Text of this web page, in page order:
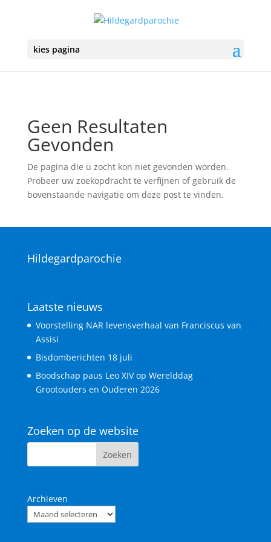
kies pagina
Geen Resultaten
Gevonden
De pagina die u zocht kon niet gevonden worden.
Probeer uw zoekopdracht te verfijnen of gebruik de
bovenstaande navigatie om deze post te vinden.
Hildegardparochie
Laatste nieuws
Voorstelling NAR levensverhaal van Franciscus van
Assisi
Bisdomberichten 18 juli
Boodschap paus Leo XIV op Werelddag
Grootouders en Ouderen 2026
Zoeken op de website
Archieven